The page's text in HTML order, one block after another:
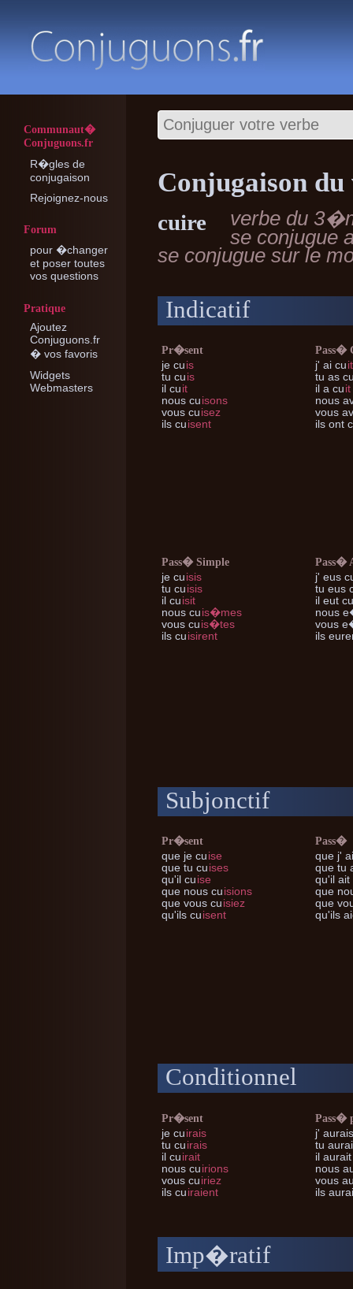
Communaut�
Conjuguons.fr
R�gles de
conjugaison
Rejoignez-nous
Forum
pour �changer
et poser toutes
vos questions
Pratique
Ajoutez
Conjuguons.fr
� vos favoris
Widgets
Webmasters
Conjugaison
cuire
verbe du
se conjugue
se conjugue sur le
Indicatif
Pr�sent
je cuis
tu cuis
il cuit
nous cuisons
vous cuisez
ils cuisent
Pass�
j' ai cuit
tu as
il a cuit
nous
vous
ils ont
Pass� Simple
je cuisis
tu cuisis
il cuisit
nous cuis�mes
vous cuis�tes
ils cuisirent
Pass�
j' eus
tu eus
il eut cu
nous
vous
ils
Subjonctif
Pr�sent
que je cuise
que tu cuises
qu'il cuise
que nous cuisions
que vous cuisiez
qu'ils cuisent
Pass�
que j'
que tu
qu'il ait
que
que
qu'ils
Conditionnel
Pr�sent
je cuirais
tu cuirais
il cuirait
nous cuirions
vous cuiriez
ils cuiraient
Pass�
j'
tu
il
nous
vous
ils
Imp�ratif